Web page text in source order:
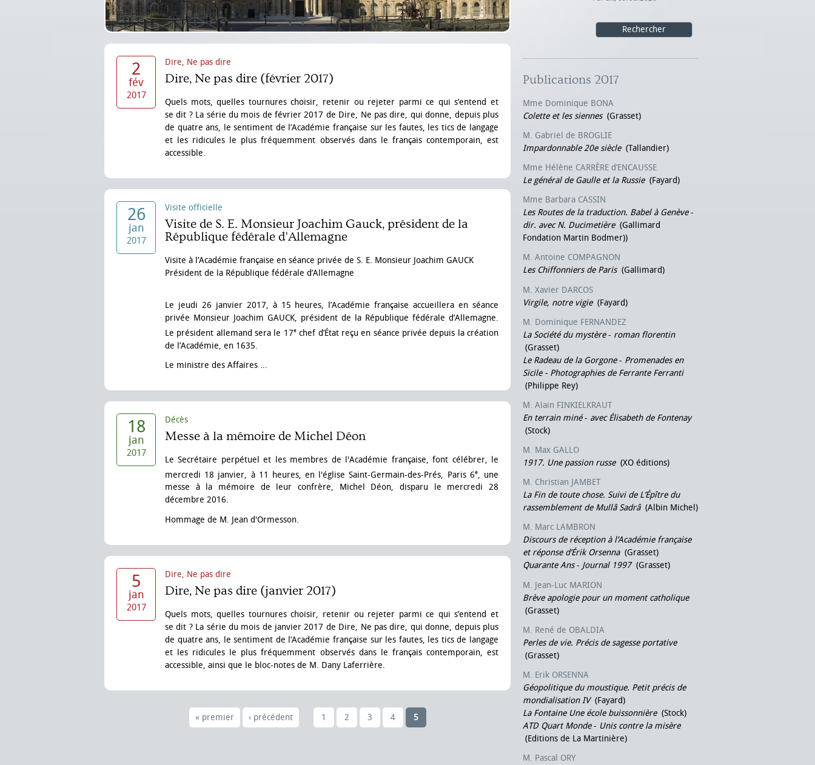
2
fév
2017
Dire, Ne pas dire
Dire, Ne pas dire (février 2017)
Quels mots, quelles tournures choisir, retenir ou rejeter parmi ce qui s’entend et
se dit ? La série du mois de février 2017 de Dire, Ne pas dire, qui donne, depuis plus
de quatre ans, le sentiment de l’Académie française sur les fautes, les tics de langage
et les ridicules le plus fréquemment observés dans le français contemporain, est
accessible.
26
jan
2017
Visite officielle
Visite de S. E. Monsieur Joachim Gauck, président de la
République fédérale d’Allemagne
Visite à l’Académie française en séance privée de S. E. Monsieur Joachim GAUCK
Président de la République fédérale d’Allemagne
Le jeudi 26 janvier 2017, à 15 heures, l’Académie française accueillera en séance
privée Monsieur Joachim GAUCK, président de la République fédérale d’Allemagne.
Le président allemand sera le 17echef d’État reçu en séance privée depuis la création
de l’Académie, en 1635.
Le ministre des Affaires ...
18
jan
2017
Décès
Messe à la mémoire de Michel Déon
Le Secrétaire perpétuel et les membres de l'Académie française, font célébrer, le
mercredi 18 janvier, à 11 heures, en l'église Saint-Germain-des-Prés, Paris 6e, une
messe à la mémoire de leur confrère, Michel Déon, disparu le mercredi 28
décembre 2016.
Hommage de M. Jean d'Ormesson.
5
jan
2017
Dire, Ne pas dire
Dire, Ne pas dire (janvier 2017)
Quels mots, quelles tournures choisir, retenir ou rejeter parmi ce qui s’entend et
se dit ? La série du mois de janvier 2017 de Dire, Ne pas dire, qui donne, depuis plus
de quatre ans, le sentiment de l’Académie française sur les fautes, les tics de langage
et les ridicules le plus fréquemment observés dans le français contemporain, est
accessible, ainsi que le bloc-notes de M. Dany Laferrière.
« premier ‹ précédent 1 2 3 4 5
Publications 2017
Mme Dominique BONA
Colette et les siennes(Grasset)
M. Gabriel de BROGLIE
Impardonnable 20e siècle(Tallandier)
Mme Hélène CARRÈRE d’ENCAUSSE
Le général de Gaulle et la Russie(Fayard)
Mme Barbara CASSIN
Les Routes de la traduction. Babel à Genève-
dir. avec N. Ducimetière (Gallimard
Fondation Martin Bodmer))
M. Antoine COMPAGNON
Les Chiffonniers de Paris (Gallimard)
M. Xavier DARCOS
Virgile, notre vigie(Fayard)
M. Dominique FERNANDEZ
La Société du mystère- roman florentin
(Grasset)
Le Radeau de la Gorgone- Promenades en
Sicile - Photographies de Ferrante Ferranti
(Philippe Rey)
M. Alain FINKIELKRAUT
En terrain miné- avec Élisabeth de Fontenay
(Stock)
M. Max GALLO
1917. Une passion russe(XO éditions)
M. Christian JAMBET
La Fin de toute chose. Suivi de L’Épître du
rassemblement de Mullâ Sadrâ (Albin Michel)
M. Marc LAMBRON
Discours de réception à l’Académie française
et réponse d’Érik Orsenna (Grasset)
Quarante Ans- Journal 1997(Grasset)
M. Jean-Luc MARION
Brève apologie pour un moment catholique
(Grasset)
M. René de OBALDIA
Perles de vie. Précis de sagesse portative
(Grasset)
M. Erik ORSENNA
Géopolitique du moustique. Petit précis de
mondialisation IV(Fayard)
La Fontaine Une école buissonnière(Stock)
ATD Quart Monde- Unis contre la misère
(Editions de La Martinière)
M. Pascal ORY